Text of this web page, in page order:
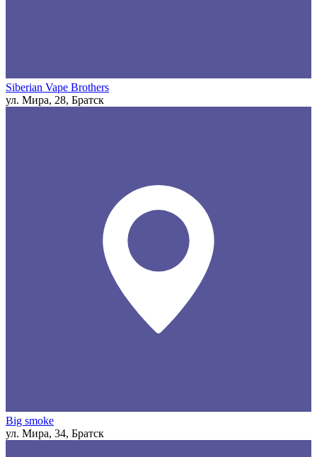
Siberian Vape Brothers
ул. Мира, 28, Братск
Big smoke
ул. Мира, 34, Братск